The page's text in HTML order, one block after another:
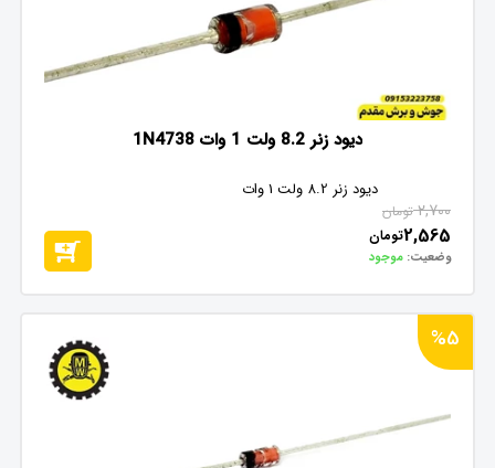
دیود زنر 8.2 ولت 1 وات 1N4738
دیود زنر 8.2 ولت 1 وات
2,700 تومان
2,565تومان
وضعیت: موجود
%5